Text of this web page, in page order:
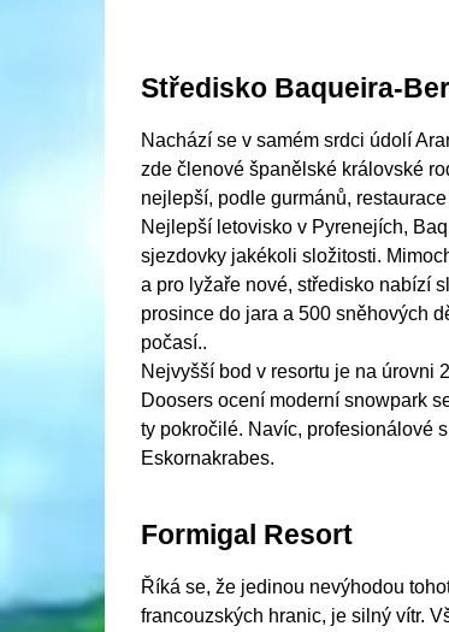
Středisko Baqueira-
Nachází se v samém srdci údolí
zde členové španělské královské
nejlepší, podle gurmánů,
Nejlepší letovisko v Pyrenejích,
sjezdovky jakékoli složitosti.
a pro lyžaře nové, středisko nabízí
prosince do jara a 500 sněhových
počasí..
Nejvyšší bod v resortu je na úrovni
Doosers ocení moderní snowpark
ty pokročilé. Navíc, profesionálové
Eskornakrabes.
Formigal Resort
Říká se, že jedinou nevýhodou
francouzských hranic, je silný vítr.